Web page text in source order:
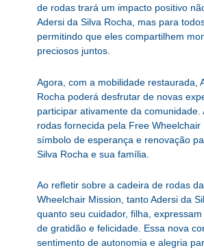
de rodas trará um impacto positivo
Adersi da Silva Rocha, mas para
permitindo que eles compartilhem
preciosos juntos.
Agora, com a mobilidade restaurada,
Rocha poderá desfrutar de novas
participar ativamente da comunidade.
rodas fornecida pela Free Wheelchair
símbolo de esperança e renovação
Silva Rocha e sua família.
Ao refletir sobre a cadeira de rodas
Wheelchair Mission, tanto Adersi da
quanto seu cuidador, filha,
de gratidão e felicidade. Essa nova
sentimento de autonomia e alegria